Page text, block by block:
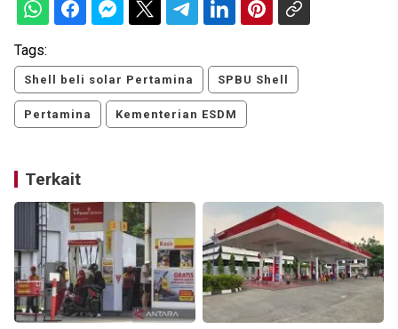
Tags:
Shell beli solar Pertamina SPBU Shell
Pertamina Kementerian ESDM
Terkait